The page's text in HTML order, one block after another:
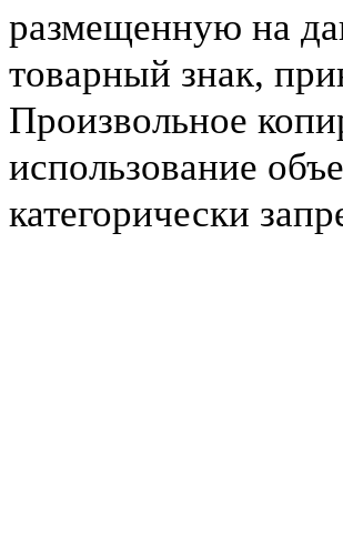
размещенную на
товарный знак,
Произвольное
использование
категорически